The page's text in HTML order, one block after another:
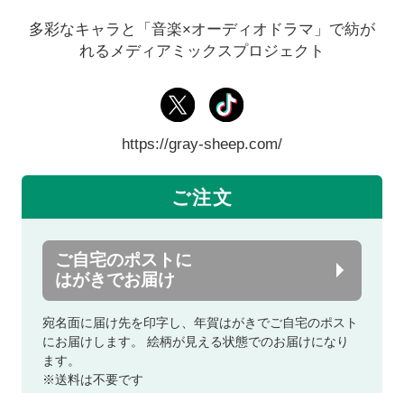
多彩なキャラと「音楽×オーディオドラマ」で紡が
れるメディアミックスプロジェクト
https://gray-sheep.com/
ご注文
ご自宅のポストに
はがきでお届け
宛名面に届け先を印字し、年賀はがきでご自宅のポスト
にお届けします。
絵柄が見える状態でのお届けになり
ます。
※送料は不要です